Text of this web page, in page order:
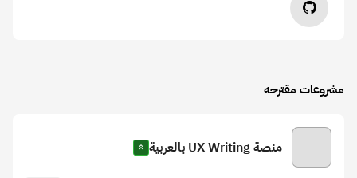
مشروعات مقترحه
منصة UX Writing بالعربية